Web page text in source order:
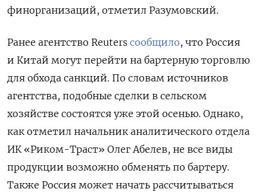
финорганизаций, отметил Разумовский.
Ранее агентство Reuters сообщило, что Россия
и Китай могут перейти на бартерную торговлю
для обхода санкций. По словам источников
агентства, подобные сделки в сельском
хозяйстве состоятся уже этой осенью. Однако,
как отметил начальник аналитического отдела
ИК «Риком-Траст» Олег Абелев, не все виды
продукции возможно обменять по бартеру.
Также Россия может начать рассчитываться